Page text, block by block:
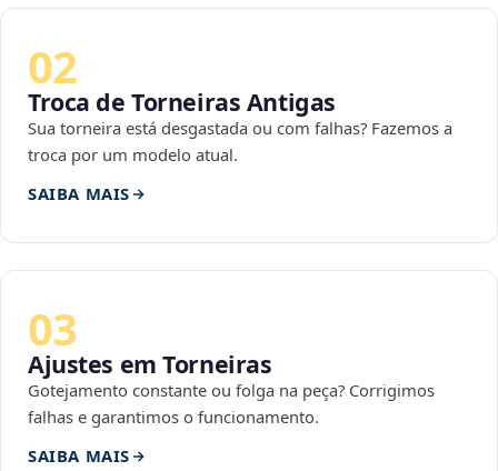
02
Troca de Torneiras Antigas
Sua torneira está desgastada ou com falhas? Fazemos a
troca por um modelo atual.
SAIBA MAIS
03
Ajustes em Torneiras
Gotejamento constante ou folga na peça? Corrigimos
falhas e garantimos o funcionamento.
SAIBA MAIS